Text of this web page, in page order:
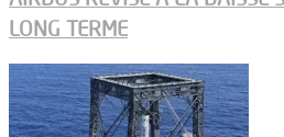
LONG TERME